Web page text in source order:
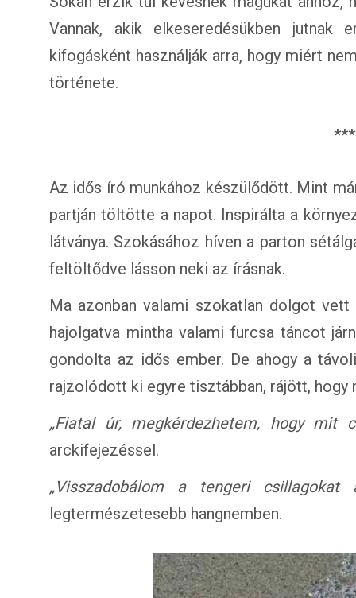
Vannak, akik elkeseredésükben
kifogásként használják arra, hogy miért
története.
Az idős író munkához készülődött. Mint
partján töltötte a napot. Inspirálta a
látványa. Szokásához híven a parton
feltöltődve lásson neki az írásnak.
Ma azonban valami szokatlan dolgot
hajolgatva mintha valami furcsa táncot
gondolta az idős ember. De ahogy a
rajzolódott ki egyre tisztábban, rájött, hogy
„Fiatal úr, megkérdezhetem, hogy mit
arckifejezéssel.
„Visszadobálom a tengeri csillagokat
legtermészetesebb hangnemben.